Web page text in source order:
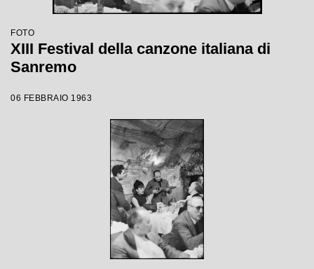
FOTO
XIII Festival della canzone italiana di
Sanremo
06 FEBBRAIO 1963